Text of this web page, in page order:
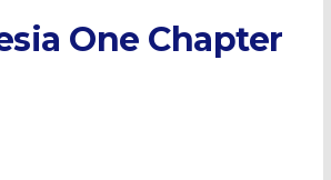
One Chapter